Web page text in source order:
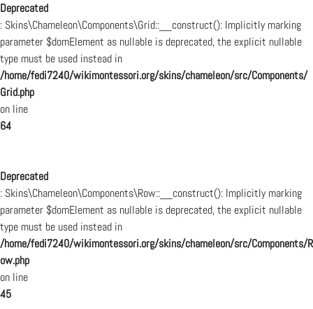
Deprecated
: Skins\Chameleon\Components\Grid::__construct(): Implicitly marking
parameter $domElement as nullable is deprecated, the explicit nullable
type must be used instead in
/home/fedi7240/wikimontessori.org/skins/chameleon/src/Components/
Grid.php
on line
64
Deprecated
: Skins\Chameleon\Components\Row::__construct(): Implicitly marking
parameter $domElement as nullable is deprecated, the explicit nullable
type must be used instead in
/home/fedi7240/wikimontessori.org/skins/chameleon/src/Components/R
ow.php
on line
45